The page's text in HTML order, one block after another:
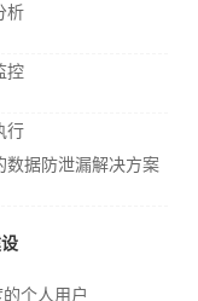
析
控
行
据防泄漏解决方案
个人用户